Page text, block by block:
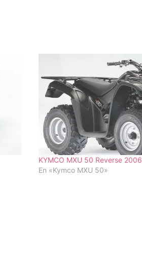
KYMCO MXU 50 Reverse 2006
En «Kymco MXU 50»